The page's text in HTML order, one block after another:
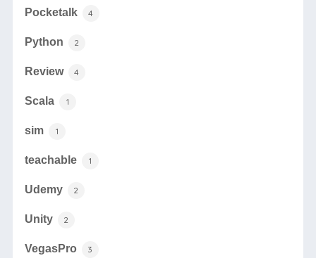
Pocketalk 4
Python 2
Review 4
Scala 1
sim 1
teachable 1
Udemy 2
Unity 2
VegasPro 3